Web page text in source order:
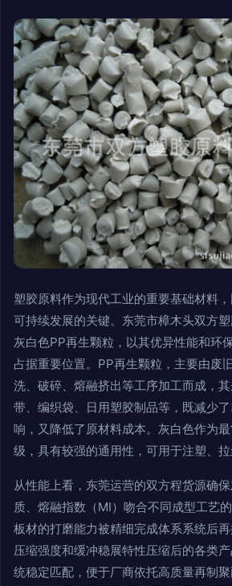
塑胶原料作为现代工业的重要基础材料
可持续发展的关键。东莞市樟木头双方
灰白色PP再生颗粒，以其优异性能和环
占据重要位置。PP再生颗粒，主要由废
洗、破碎、熔融挤出等工序加工而成，
带、编织袋、日用塑胶制品等，既减少
响，又降低了原材料成本。灰白色作为
级，具有较强的通用性，可用于注塑、拉
从性能上看，东莞运营的双方程货源确
质、熔融指数（MI）吻合不同成型工艺
板材的打磨能力被精细完成体系系统后
压缩强度和缓冲稳展特性压缩后的各类
统稳定匹配，便于厂商依托高质量再制